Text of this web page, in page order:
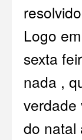
Logo
sexta
nada ,
verdade
do natal